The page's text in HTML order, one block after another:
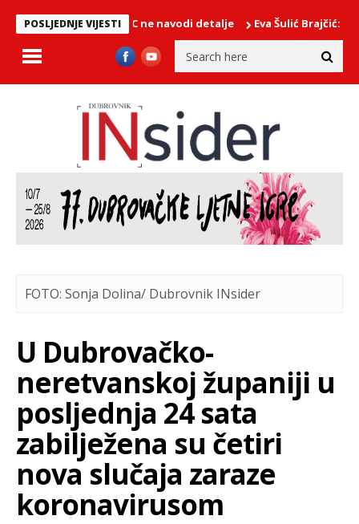
POSLJEDNJE VIJESTI
PODRUČJU/EMSC ne navodi detalje Eva Šulić Brajčić: Knežev
FOTO: Sonja Dolina/ Dubrovnik INsider
U Dubrovačko-
neretvanskoj županiji u
posljednja 24 sata
zabilježena su četiri
nova slučaja zaraze
koronavirusom